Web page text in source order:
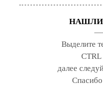
НАШЛИ
Выделите
CTRL
далее
Спасибо